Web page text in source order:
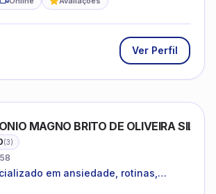
Ver Perfil
MAGNO BRITO DE OLIVEIRA SILVA
(3)
em ansiedade, rotinas,